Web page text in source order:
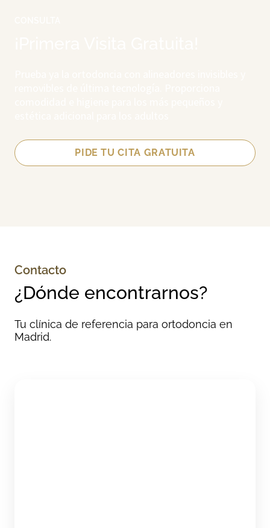
PIDE TU CITA GRATUITA
Contacto
¿Dónde encontrarnos?
Tu clínica de referencia para ortodoncia en
Madrid.